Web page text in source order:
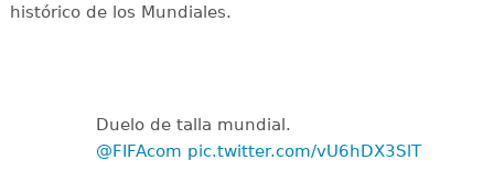
histórico de los Mundiales.
Duelo de talla mundial.
@FIFAcom pic.twitter.com/vU6hDX3SlT